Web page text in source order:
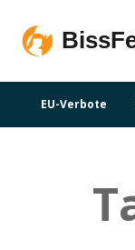
EU-Verbote